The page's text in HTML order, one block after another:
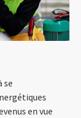
se
en vue